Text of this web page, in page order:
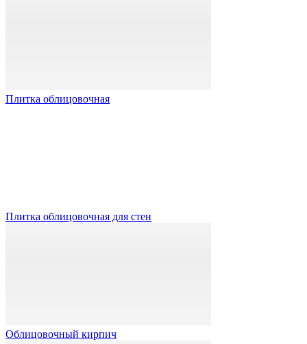
Плитка облицовочная
Плитка облицовочная для стен
Облицовочный кирпич